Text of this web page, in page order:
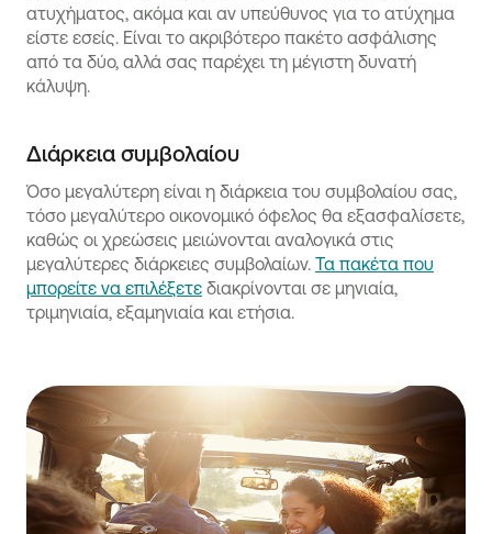
ατυχήματος, ακόμα και αν υπεύθυνος για το ατύχημα
είστε εσείς. Είναι το ακριβότερο πακέτο ασφάλισης
από τα δύο, αλλά σας παρέχει τη μέγιστη δυνατή
κάλυψη.
Διάρκεια συμβολαίου
Όσο μεγαλύτερη είναι η διάρκεια του συμβολαίου σας,
τόσο μεγαλύτερο οικονομικό όφελος θα εξασφαλίσετε,
καθώς οι χρεώσεις μειώνονται αναλογικά στις
μεγαλύτερες διάρκειες συμβολαίων. Τα πακέτα που
μπορείτε να επιλέξετε διακρίνονται σε μηνιαία,
τριμηνιαία, εξαμηνιαία και ετήσια.